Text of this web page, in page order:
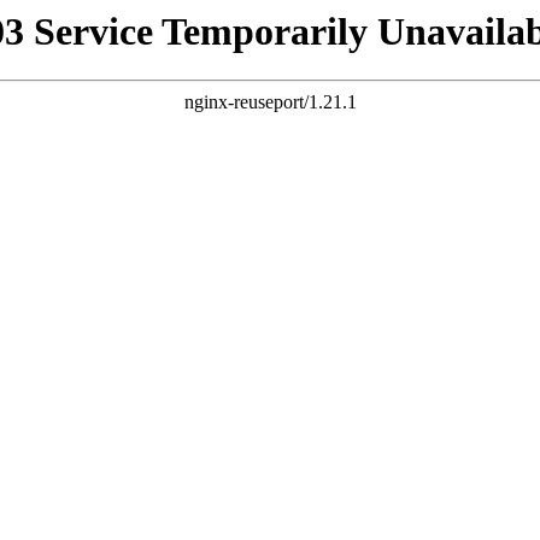
Service Temporarily
nginx-reuseport/1.21.1